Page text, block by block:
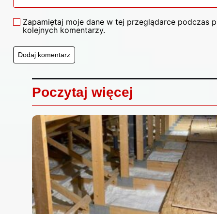
Zapamiętaj moje dane w tej przeglądarce podczas
kolejnych komentarzy.
Poczytaj więcej